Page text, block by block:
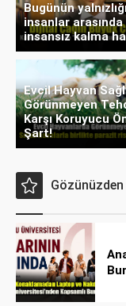
Bugünün
insanlar arasında
insansız kalma
Evcil Hayvan
Görünmeyen
Karşı Koruyucu
Şart!
Gözünüzden